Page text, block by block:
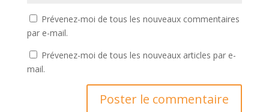
Prévenez-moi de tous les nouveaux commentaires
par e-mail.
Prévenez-moi de tous les nouveaux articles par e-
mail.